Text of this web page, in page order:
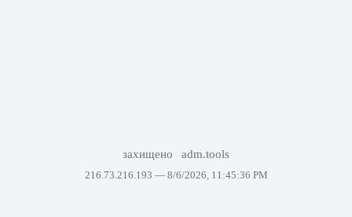
захищено adm.tools
216.73.216.193 — 8/6/2026, 11:45:36 PM